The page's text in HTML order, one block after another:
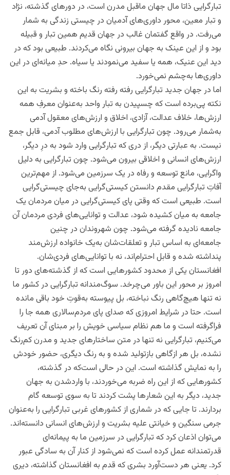
تبارگرایی ذاتا مال جهان ماقبل مدرن است، در دورهای گذشته، نژاد
و تبار معین، محور داوری‌های آدمیان در چیستی زندگی به شمار
می‌رفت. در واقع گفتمان غالب در جهان قدیم همین تبار و قبیله
بود و از این عینک به جهان بیرونی نگاه می‌کردند. طبیعی بود که در
دید این عنیک، همه یا سفید می‌نمودند یا سیاه. حدِ میانه‌ای در این
داوری‌ها به‌چشم نمی‌خورد.
اما در جهان جدید تبارگرایی رفته رفته رنگ باخته و بشریت به این
نکته پی‌برده است که چسپیدن به تبار واحد به‌عنوان معرفِ همه
ارزش‌ها، خلاف عدالت، آزادی، اخلاق و ارزش‌های معقول آدمی
به‌شمار می‌رود. چون تبارگرایی با ارزش‌های مطلوب آدمی، قابل جمع
نیست. به عبارتی دیگر، از دری که تبارگرایی وارد شود به درِ دیگر،
ارزش‌های انسانی و اخلاقی بیرون می‌شود. چون تبارگرایی به دلیل
واگرایی، مانع توسعه و رفاه در یک سرزمین می‌شود. از مهم‌ترین
آفاتِ تبارگرایی مقدم دانستن کیستی‌گرایی به‌جای چیستی‌گرایی
است. طبیعی است که وقتی پای کیستی‌گرایی در میان مردمان یک
جامعه به میان کشیده شود، عدالت و توانایی‌های فردی مردمان آن
جامعه نا‌دیده گرفته می‌شود. چون شهروندان در چنین
جامعه‌ای به اساس تبار و تعلقات‌شان به‌یک خانواده ارزش‌مند
پنداشته شده و قابل احترام‌اند، نه با توانایی‌های فردی‌شان.
افغانستان یکی از محدود کشورهایی است که از گذشته‌های دور تا
امروز بر محور این باور می‌چرخد. سوگ‌مندانه تبارگرایی در کشور ما
نه تنها هیچ‌گاهی رنگ نباخته، بل پیوسته به‌قوتِ خود باقی مانده
است. حتا در شرایط امروزی که صدای پای مردم‌سالاری همه جا را
فراگرفته است و ما هم نظام سیاسی خویش را بر مبنای آن تعریف
می‌کنیم، تبارگرایی نه تنها در متن ساختارهای جدید و مدرن کم‌رنگ
نشده، بل هر ازگاهی بازتولید شده و به رنگ دیگری، حضور خودش
را به نمایش گذاشته است. این در حالی است‌که در گذشته،
کشورهایی که از این راه ضربه می‌خوردند، با واردشدن به جهان
جدید، دیگر به این شعار‌ها پشت کردند تا به سوی توسعه گام
بردارند. تا جایی که در شماری از کشورهای غربی تبارگرایی را به‌عنوان
جرمی سنگین و خیانتی علیه بشریت و ارزش‌های انسانی دانسته‌اند.
می‌توان اذعان کرد که تبارگرایی در سرزمین ما به پیمانه‌ای
قدرتمندانه عمل کرده است که نمی‌شود از کنار آن به سادگی عبور
کرد. یعنی هر دست‌آورد بشری که قدم به افغانستان گذاشته، دیری